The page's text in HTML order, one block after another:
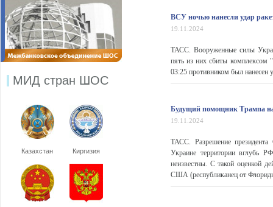
МИД стран ШОС
Казахстан Киргизия
ВСУ ночью нанесли удар
19.11.2024
ТАСС. Вооруженные силы
пять из них сбиты
03:25 противником был нанесен
Будущий помощник Трампа
19.11.2024
ТАСС. Разрешение
Украине территории вглубь
неизвестны. С такой оценкой
США (республиканец от